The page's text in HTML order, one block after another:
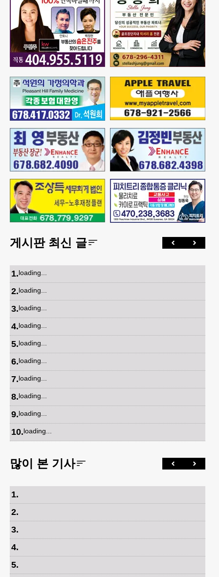
게시판 최신 글
1.loading...
2.loading...
3.loading...
4.loading...
5.loading...
6.loading...
7.loading...
8.loading...
9.loading...
10.loading...
많이 본 기사
1.
2.
3.
4.
5.